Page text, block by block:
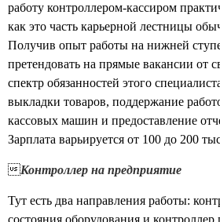
работу контроллером-кассиром
как это часть карьерной лестницы
Получив опыт работы на нижней
претендовать на прямые вакансии от
спектр обязанностей этого
выкладки товаров, поддержание
кассовых машин и предоставление
Зарплата варьируется от 100 до 200
Контроллер на предприятие
Тут есть два направления работы:
состояния оборудования и